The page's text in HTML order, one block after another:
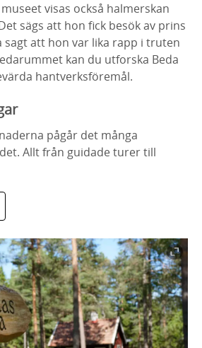
visas också halmerskan
sägs att hon fick besök av prins
sagt att hon var lika rapp i truten
kan du utforska Beda
hantverksföremål.
pågår det många
Allt från guidade turer till